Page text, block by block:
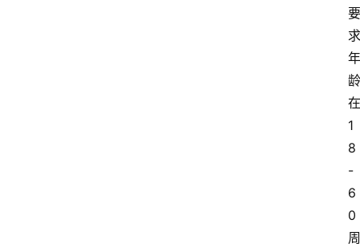
要
求
年
龄
在
1
8
-
6
0
周